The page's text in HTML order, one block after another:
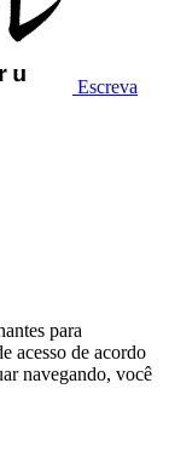
Escreva
para
acesso de acordo
navegando, você